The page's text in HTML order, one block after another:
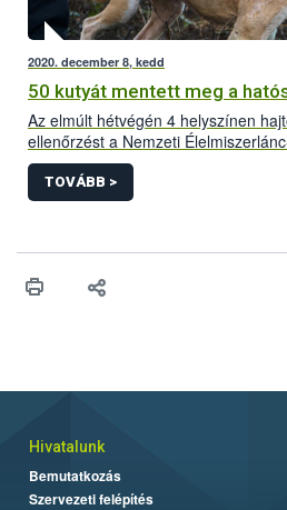
2020. december 8, kedd
50 kutyát mentett meg a
Az elmúlt hétvégén 4 helyszínen
ellenőrzést a Nemzeti
a Készenléti Rendőrség Nemzeti
szervezésében, további rendőri
közös akciónak köszönhetően 50
TOVÁBB >
Hivatalunk
Bemutatkozás
Szervezeti felépítés